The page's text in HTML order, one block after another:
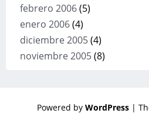
febrero 2006(5)
enero 2006(4)
diciembre 2005(4)
noviembre 2005(8)
Powered by WordPress |